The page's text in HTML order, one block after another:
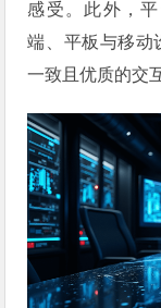
感受。此外，
端、平板与移动
一致且优质的交